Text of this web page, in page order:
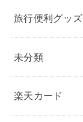
旅行便利グッズ
未分類
楽天カード